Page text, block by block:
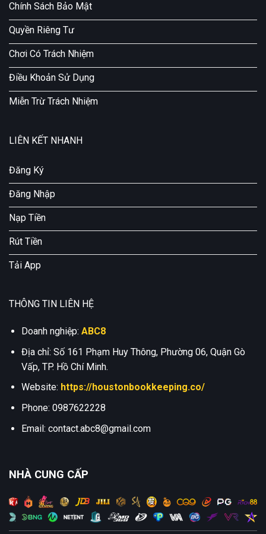
Chính Sách Bảo Mật
Quyền Riêng Tư
Chơi Có Trách Nhiệm
Điều Khoản Sử Dụng
Miễn Trừ Trách Nhiệm
LIÊN KẾT NHANH
Đăng Ký
Đăng Nhập
Nạp Tiền
Rút Tiền
Tải App
THÔNG TIN LIÊN HỆ
Doanh nghiệp: ABC8
Địa chỉ: Số 161 Phạm Huy Thông, Phường 06, Quận Gò
Vấp, TP. Hồ Chí Minh.
Website: https://houstonbookkeeping.co/
Phone: 0987622228
Email: contact.abc8@gmail.com
NHÀ CUNG CẤP